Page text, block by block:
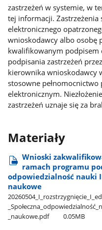
zastrzeżeń w systemie, w
tej informacji. Zastrzeżenia
elektronicznego
wnioskodawcy albo osobę
kwalifikowanym podpisem
podpisania zastrzeżeń
kierownika wnioskodawcy
stosowne
elektronicznym.
zastrzeżeń uznaje się za
Materiały
Wnioski
ramach programu
odpowiedzialność nauki
naukowe
_naukowe.pdf
0.05MB